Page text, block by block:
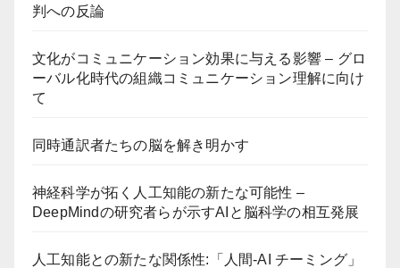
判への反論
文化がコミュニケーション効果に与える影響 – グロ
ーバル化時代の組織コミュニケーション理解に向け
て
同時通訳者たちの脳を解き明かす
神経科学が拓く人工知能の新たな可能性 –
DeepMindの研究者らが示すAIと脳科学の相互発展
人工知能との新たな関係性:「人間-AI チーミング」